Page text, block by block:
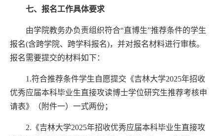
七、 报名工作具体要求
由学院教务办负责组织符合“直博生”推荐条件的学生
报名(含跨学院、跨学科报名)，并对报名材料进行审核。
报名需要提交的材料如下：
1.符合推荐条件学生自愿提交《吉林大学2025年招收
优秀应届本科毕业生直接攻读博士学位研究生推荐考核申
请表》（附件一）一式两份；
2.《吉林大学2025年招收优秀应届本科毕业生直接攻